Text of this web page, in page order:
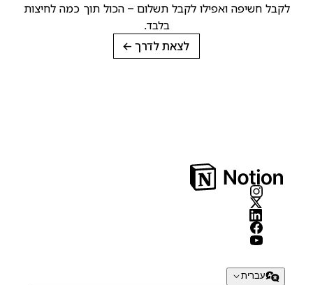
לקבל חשיפה ואפילו לקבל תשלום – הכול תוך כמה לחיצות
בלבד.
לצאת לדרך→
עברית